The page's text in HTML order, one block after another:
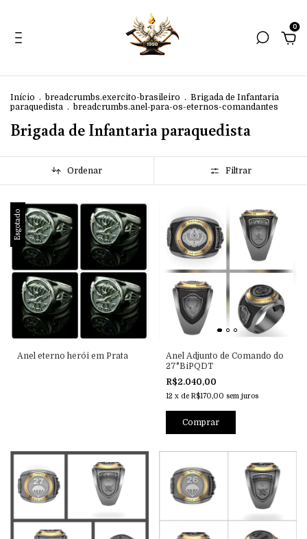
0
Início . breadcrumbs.exercito-brasileiro . Brigada de Infantaria
paraquedista . breadcrumbs.anel-para-os-eternos-comandantes
Brigada de Infantaria paraquedista
Ordenar Filtrar
Esgotado
Anel eterno herói em Prata
Anel Adjunto de Comando do
27°BiPQDT
R$2.040,00
12 x de R$170,00 sem juros
Comprar